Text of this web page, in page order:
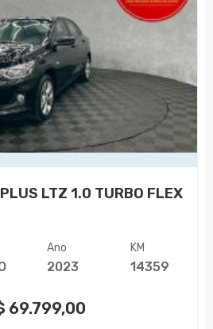
LTZ 1.0 TURBO FLEX
Ano
2023
KM
14359
69.799,00